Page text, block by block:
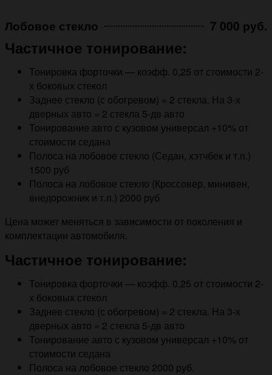
Лобовое стекло 7 000 руб.
Частичное тонирование:
Тонировка форточки — коэфф. 0,25 от стоимости 2-
х боковых стекол
Заднее стекло (с обогревом) = 2 стекла. На 3-х
дверных авто = 2 стекла 5-дв авто
Тонирование авто с кузовом универсал +10% от
стоимости седана
Полоса на лобовое стекло (Седан, хэтчбек и т.п.)
1500 руб
Полоса на лобовое стекло (Кроссовер, минивен,
внедорожник и т.п.) 2000 руб
Цена может меняться в зависимости от поколения и
комплектации автомобиля.
Частичное тонирование:
Тонировка форточки — коэфф. 0,25 от стоимости 2-
х боковых стекол
Заднее стекло (с обогревом) = 2 стекла. На 3-х
дверных авто = 2 стекла 5-дв авто
Тонирование авто с кузовом универсал +10% от
стоимости седана
Полоса на лобовое стекло 2000 руб.